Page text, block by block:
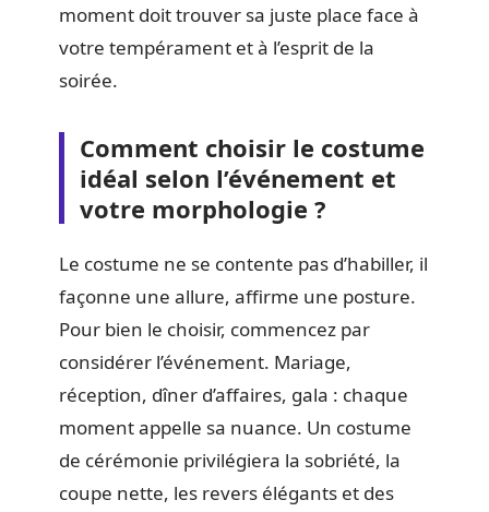
moment doit trouver sa juste place face à
votre tempérament et à l’esprit de la
soirée.
Comment choisir le costume
idéal selon l’événement et
votre morphologie ?
Le costume ne se contente pas d’habiller, il
façonne une allure, affirme une posture.
Pour bien le choisir, commencez par
considérer l’événement. Mariage,
réception, dîner d’affaires, gala : chaque
moment appelle sa nuance. Un costume
de cérémonie privilégiera la sobriété, la
coupe nette, les revers élégants et des